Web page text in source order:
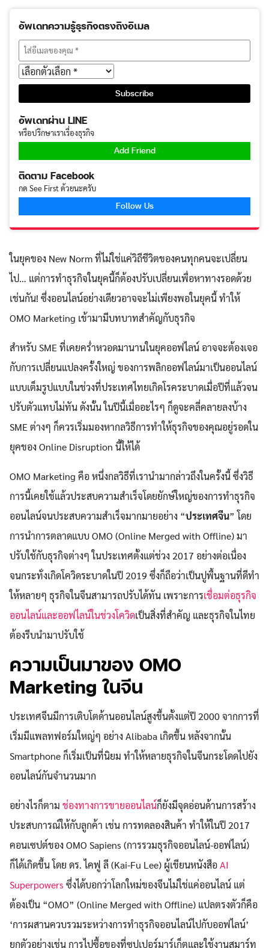
อัพเดทความรู้ธุรกิจตรงถึงอีเมล
อัพเดทผ่าน LINE
หรือปรึกษาเราเรื่องธุรกิจ
Add Friend
ติดตาม Facebook
กด See First ด้วยนะครับ
Follow Us
ในยุคของ New Norm ที่ไม่ใช่แค่วิถีชีวิตของคนทุกคนจะเปลี่ยน
ไป… แต่การทำธุรกิจในยุคนี้ก็ต้องปรับเปลี่ยนเพื่อหาทางรอดด้วย
เช่นกัน! ซึ่งออนไลน์อย่างเดียวอาจจะไม่เพียงพอในยุคนี้ ทำให้
OMO Marketing เข้ามามีบทบาทสำคัญกับธุรกิจ
สำหรับ SME ที่เคยคร่ำหวอดมานานในยุคออฟไลน์ อาจจะต้องเจอ
กับการเปลี่ยนแปลงครั้งใหญ่ ของการพลิกออฟไลน์มาเป็นออนไลน์
แบบเต็มรูปแบบในช่วงที่ประเทศไทยเกิดโรคระบาดเมื่อปีที่แล้วจน
ปรับตัวแทบไม่ทัน ดังนั้น ในปีนี้เมื่ออะไรๆ ก็ดูจะคลี่คลายลงบ้าง
SME ต่างๆ ก็ควรเริ่มมองหากลวิธีการทำให้ธุรกิจของคุณอยู่รอดใน
ยุคของ Online Disruption นี้ให้ได้
OMO Marketing คือ หนึ่งกลวิธีที่เรานำมากล่าวถึงในครั้งนี้ ซึ่งวิธี
การนี้เคยใช้แล้วประสบความสำเร็จโดยยักษ์ใหญ่ของการทำธุรกิจ
ออนไลน์จนประสบความสำเร็จมากมายอย่าง “ประเทศจีน” โดย
การนำการตลาดแบบ OMO (Online Merged with Offline) มา
ปรับใช้กับธุรกิจต่างๆ ในประเทศตั้งแต่ช่วง 2017 อย่างต่อเนื่อง
จนกระทั่งเกิดโควิดระบาดในปี 2019 ซึ่งก็ถือว่าเป็นปูพื้นฐานที่ดีทำ
ให้หลายๆ ธุรกิจในจีนสามารถปรับได้ทัน เพราะการเชื่อมต่อธุรกิจ
ออนไลน์และออฟไลน์ในช่วงโควิดเป็นสิ่งที่สำคัญ และธุรกิจในไทย
ต้องรีบนำมาปรับใช้
ความเป็นมาของ OMO
Marketing ในจีน
ประเทศจีนมีการเติบโตด้านออนไลน์สูงขึ้นตั้งแต่ปี 2000 จากการที่
เริ่มมีแพลทฟอร์มใหญ่ๆ อย่าง ​Alibaba เกิดขึ้น หลังจากนั้น
Smartphone ก็เริ่มเป็นที่นิยม ทำให้หลายธุรกิจในจีนกระโดดไปยัง
ออนไลน์กันจำนวนมาก
อย่างไรก็ตาม ช่องทางการขายออนไลน์ก็ยังมีจุดอ่อนด้านการสร้าง
ประสบการณ์ให้กับลูกค้า เช่น การทดลองสินค้า ทำให้ในปี 2017
คอนเซปต์ของ OMO Sapiens (การรวมธุรกิจออนไลน์-ออฟไลน์)
ก็ได้เกิดขึ้น โดย ดร. ไคฟู ลี (Kai-Fu Lee) ผู้เขียนหนังสือAI
Superpowers ซึ่งได้บอกว่าโลกใหม่ของจีนไม่ใช่แค่ออนไลน์ แต่
ต้องเป็น “OMO” (Online Merged with Offline) แปลตรงตัวก็คือ
‘การผสานควบรวมระหว่างการทำธุรกิจออนไลน์ไปกับออฟไลน์’
ยกตัวอย่างเช่น การไปซื้อของที่ซุปเปอร์มาร์เก็ตและใช้งานสมาร์ท